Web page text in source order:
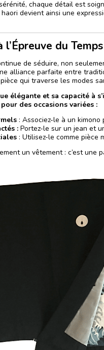
chaque détail est
devient ainsi une
du Temps
de séduire, non
alliance parfaite entre
qui traverse les modes
élégante et sa capacité à
des occasions variées :
: Associez-le à un
: Portez-le sur un jean et
: Utilisez-le comme pièce
un vêtement : c’est